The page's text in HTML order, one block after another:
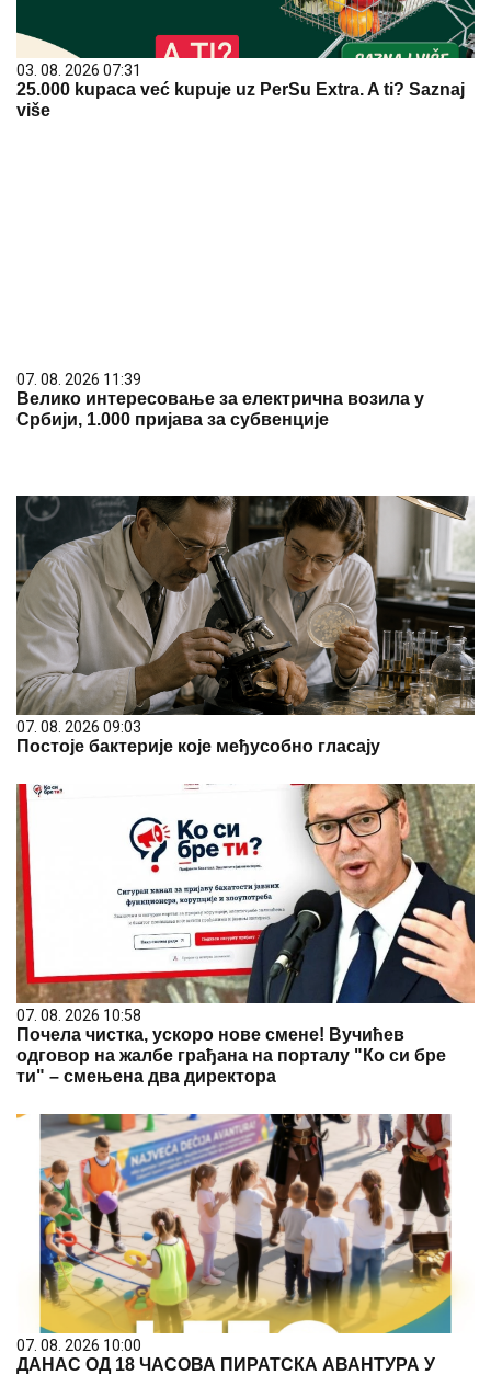
03. 08. 2026 07:31
25.000 kupaca već kupuje uz PerSu Extra. A ti? Saznaj
više
07. 08. 2026 11:39
Велико интересовање за електрична возила у
Србији, 1.000 пријава за субвенције
07. 08. 2026 09:03
Постоје бактерије које међусобно гласају
07. 08. 2026 10:58
Почела чистка, ускоро нове смене! Вучићев
одговор на жалбе грађана на порталу "Ко си бре
ти" – смењена два директора
07. 08. 2026 10:00
ДАНАС ОД 18 ЧАСОВА ПИРАТСКА АВАНТУРА У